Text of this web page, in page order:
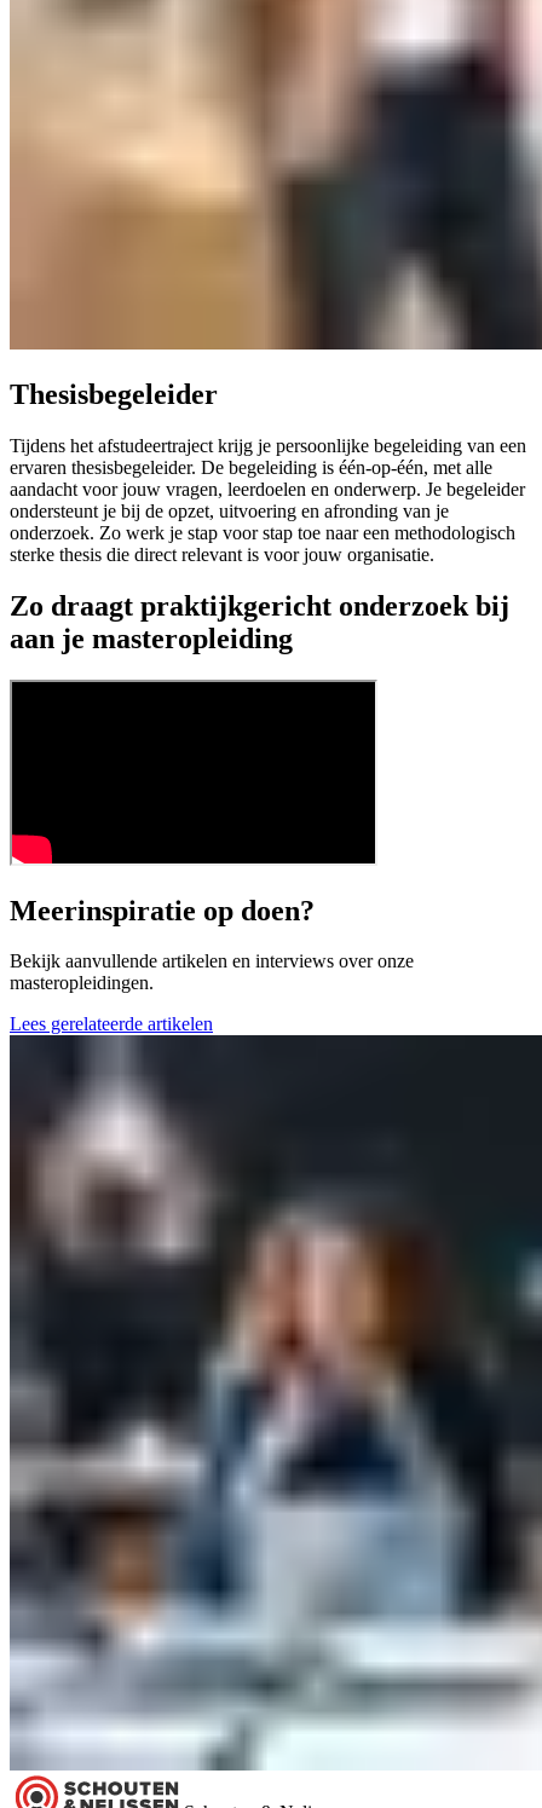
Thesisbegeleider
Tijdens het afstudeertraject krijg je persoonlijke begeleiding van een
ervaren thesisbegeleider. De begeleiding is één-op-één, met alle
aandacht voor jouw vragen, leerdoelen en onderwerp. Je begeleider
ondersteunt je bij de opzet, uitvoering en afronding van je
onderzoek. Zo werk je stap voor stap toe naar een methodologisch
sterke thesis die direct relevant is voor jouw organisatie.
Zo draagt praktijkgericht onderzoek bij
aan je masteropleiding
Meerinspiratie op doen?
Bekijk aanvullende artikelen en interviews over onze
masteropleidingen.
Lees gerelateerde artikelen